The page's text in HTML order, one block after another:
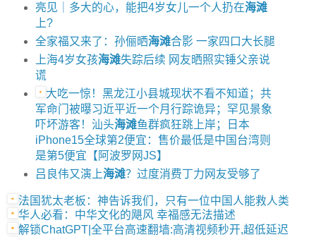
亮见｜多大的心，能把4岁女儿一个人扔在海滩
上?
全家福又来了：孙俪晒海滩合影 一家四口大长腿
上海4岁女孩海滩失踪后续 网友晒照实锤父亲说
谎
大吃一惊！黑龙江小县城现状不看不知道；共
军命门被曝习近平近一个月行踪诡异；罕见景象
吓坏游客！汕头海滩鱼群疯狂跳上岸；日本
iPhone15全球第2便宜：售价最低是中国台湾则
是第5便宜【阿波罗网JS】
吕良伟又演上海滩？过度消费丁力网友受够了
法国犹太老板：神告诉我们，只有一位中国人能救人类
华人必看：中华文化的飓风 幸福感无法描述
解锁ChatGPT|全平台高速翻墙:高清视频秒开,超低延迟